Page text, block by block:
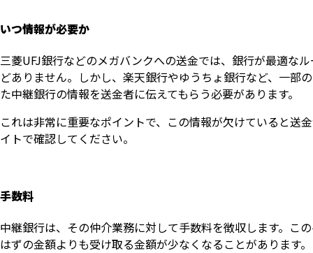
いつ情報が必要か
三菱UFJ銀行などのメガバンクへの送金では、銀行が最適な
どありません。しかし、楽天銀行やゆうちょ銀行など、一部
た中継銀行の情報を送金者に伝えてもらう必要があります。
これは非常に重要なポイントで、この情報が欠けていると送
イトで確認してください。
手数料
中継銀行は、その仲介業務に対して手数料を徴収します。こ
はずの金額よりも受け取る金額が少なくなることがあります